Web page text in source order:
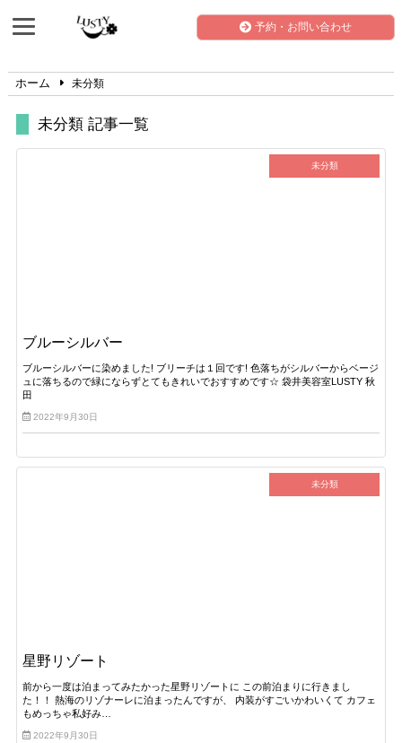
予約・お問い合わせ
ホーム 未分類
未分類 記事一覧
未分類
ブルーシルバー
ブルーシルバーに染めました! ブリーチは１回です! 色落ちがシルバーからベージ
ュに落ちるので緑にならずとてもきれいでおすすめです☆ 袋井美容室LUSTY 秋
田
2022年9月30日
未分類
星野リゾート
前から一度は泊まってみたかった星野リゾートに この前泊まりに行きまし
た！！ 熱海のリゾナーレに泊まったんですが、 内装がすごいかわいくて カフェ
もめっちゃ私好み…
2022年9月30日